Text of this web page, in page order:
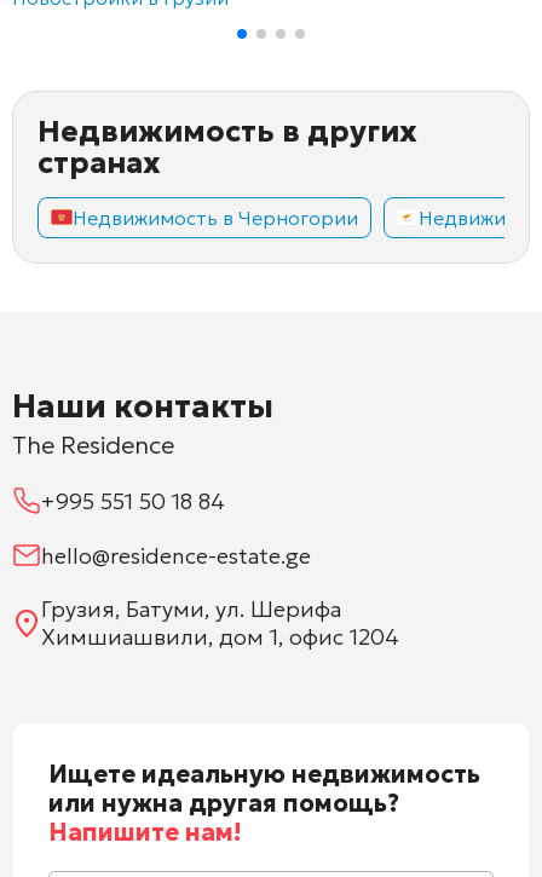
Недвижимость в других
странах
Недвижимость в Черногории
Наши контакты
The Residence
+995 551 50 18 84
hello@residence-estate.ge
Грузия, Батуми, ул. Шерифа
Химшиашвили, дом 1, офис 1204
Ищете идеальную недвижимость
или нужна другая помощь?
Напишите нам!